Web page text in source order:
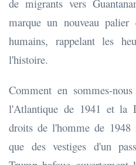
de migrants vers
marque un nouveau
humains, rappelant les
l'histoire.
Comment en sommes-
l'Atlantique de 1941 et la
droits de l'homme de 1948
que des vestiges d'un